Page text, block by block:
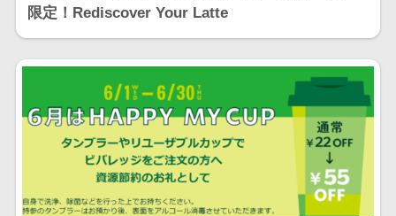
限定！Rediscover Your Latte